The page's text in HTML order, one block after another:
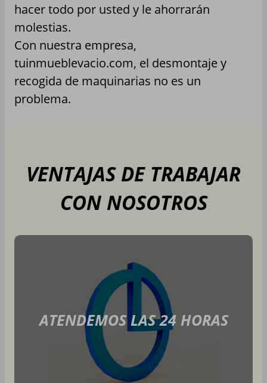
hacer todo por usted y le ahorrarán
molestias.
Con nuestra empresa,
tuinmueblevacio.com, el desmontaje y
recogida de maquinarias no es un
problema.
VENTAJAS DE TRABAJAR
CON NOSOTROS
ATENDEMOS LAS 24 HORAS